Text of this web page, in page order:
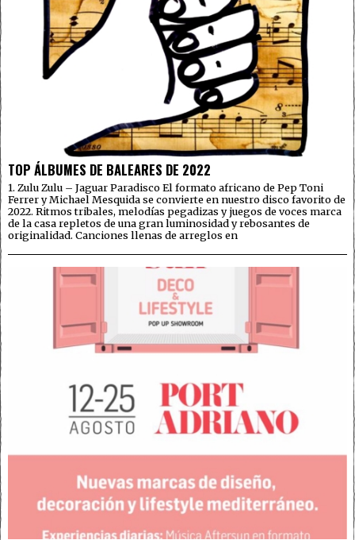
TOP ÁLBUMES DE BALEARES DE 2022
1. Zulu Zulu – Jaguar Paradisco El formato africano de Pep Toni
Ferrer y Michael Mesquida se convierte en nuestro disco favorito de
2022. Ritmos tribales, melodías pegadizas y juegos de voces marca
de la casa repletos de una gran luminosidad y rebosantes de
originalidad. Canciones llenas de arreglos en